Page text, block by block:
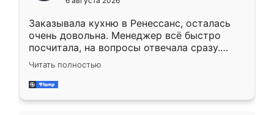
мебели буду заказывать только здесь.
Заказывала кухню в Ренессанс, осталась
очень довольна. Менеджер всё быстро
посчитала, на вопросы отвечала сразу.
Замерщик приехал в субботу, подошёл к
делу со всей ответственностью. Собрали
за день, ребята работали аккуратно, даже
Читать полностью